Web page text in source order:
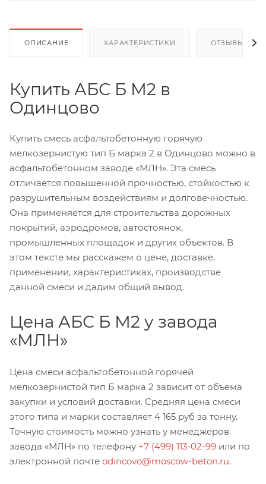
ОПИСАНИЕ ХАРАКТЕРИСТИКИ ОТЗЫВЫ
Купить АБС Б М2 в
Одинцово
Купить смесь асфальтобетонную горячую
мелкозернистую тип Б марка 2 в Одинцово можно в
асфальтобетонном заводе «МЛН». Эта смесь
отличается повышенной прочностью, стойкостью к
разрушительным воздействиям и долговечностью.
Она применяется для строительства дорожных
покрытий, аэродромов, автостоянок,
промышленных площадок и других объектов. В
этом тексте мы расскажем о цене, доставке,
применении, характеристиках, производстве
данной смеси и дадим общий вывод.
Цена АБС Б М2 у завода
«МЛН»
Цена смеси асфальтобетонной горячей
мелкозернистой тип Б марка 2 зависит от объема
закупки и условий доставки. Средняя цена смеси
этого типа и марки составляет 4 165 руб за тонну.
Точную стоимость можно узнать у менеджеров
завода «МЛН» по телефону +7 (499) 113-02-99 или по
электронной почте odincovo@moscow-beton.ru.